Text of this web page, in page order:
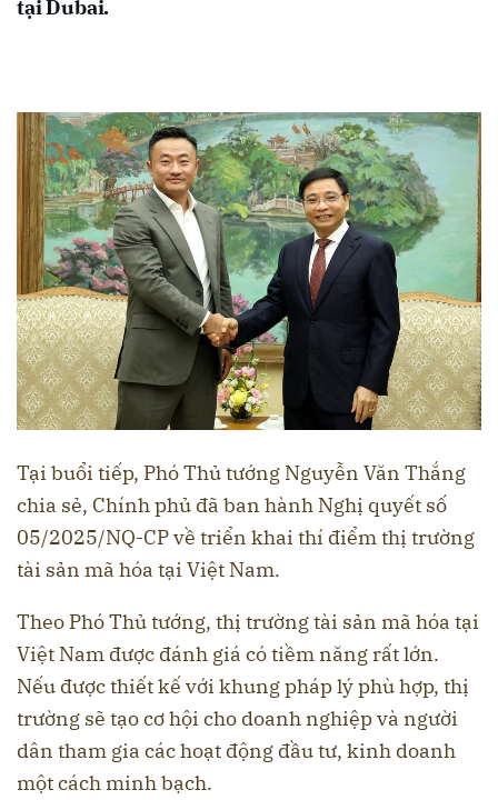
tại Dubai.
Tại buổi tiếp, Phó Thủ tướng Nguyễn Văn Thắng
chia sẻ, Chính phủ đã ban hành Nghị quyết số
05/2025/NQ-CP về triển khai thí điểm thị trường
tài sản mã hóa tại Việt Nam.
Theo Phó Thủ tướng, thị trường tài sản mã hóa tại
Việt Nam được đánh giá có tiềm năng rất lớn.
Nếu được thiết kế với khung pháp lý phù hợp, thị
trường sẽ tạo cơ hội cho doanh nghiệp và người
dân tham gia các hoạt động đầu tư, kinh doanh
một cách minh bạch.